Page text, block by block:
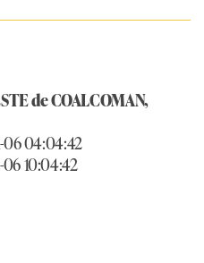
de COALCOMAN,
06 04:04:42
06 10:04:42